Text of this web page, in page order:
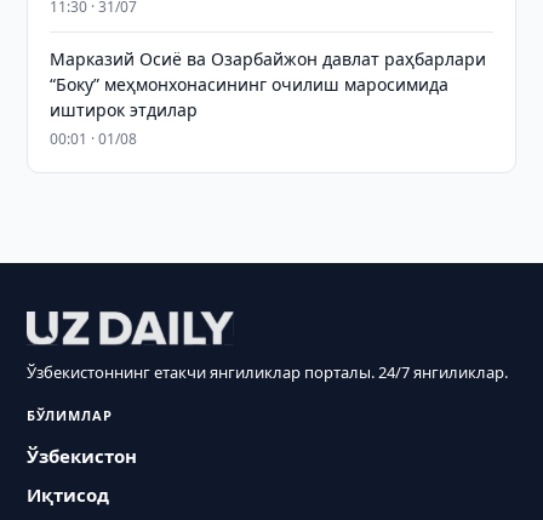
11:30 · 31/07
Марказий Осиё ва Озарбайжон давлат раҳбарлари
“Боку” меҳмонхонасининг очилиш маросимида
иштирок этдилар
00:01 · 01/08
Ўзбекистоннинг етакчи янгиликлар порталы. 24/7 янгиликлар.
БЎЛИМЛАР
Ўзбекистон
Иқтисод